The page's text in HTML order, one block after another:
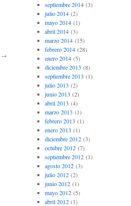
→
septiembre 2014(3)
julio 2014(2)
mayo 2014(1)
abril 2014(3)
marzo 2014(15)
febrero 2014(28)
enero 2014(5)
diciembre 2013 (8)
septiembre 2013 (1)
julio 2013 (2)
junio 2013 (2)
abril 2013 (4)
marzo 2013 (1)
febrero 2013 (1)
enero 2013 (1)
diciembre 2012(3)
octubre 2012(7)
septiembre 2012(1)
agosto 2012(3)
julio 2012(2)
junio 2012(1)
mayo 2012(5)
abril 2012(1)